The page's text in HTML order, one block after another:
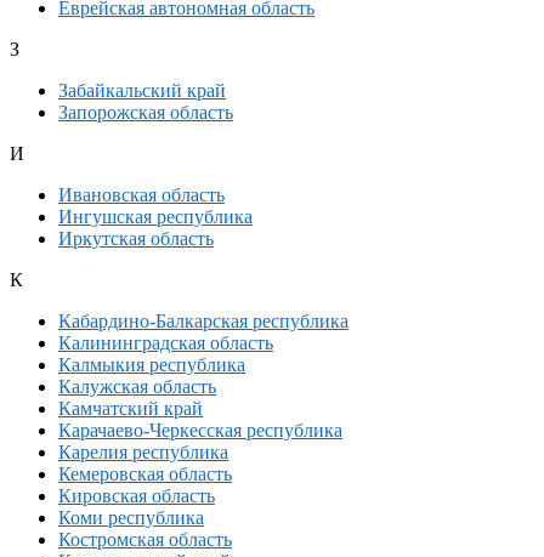
Еврейская автономная область
З
Забайкальский край
Запорожская область
И
Ивановская область
Ингушская республика
Иркутская область
К
Кабардино-Балкарская республика
Калининградская область
Калмыкия республика
Калужская область
Камчатский край
Карачаево-Черкесская республика
Карелия республика
Кемеровская область
Кировская область
Коми республика
Костромская область